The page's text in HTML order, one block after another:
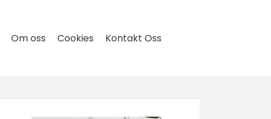
Om oss Cookies Kontakt Oss